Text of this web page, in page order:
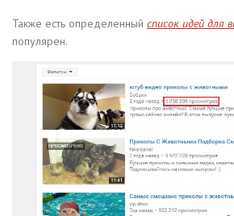
Также есть определенный список идей для
популярен.